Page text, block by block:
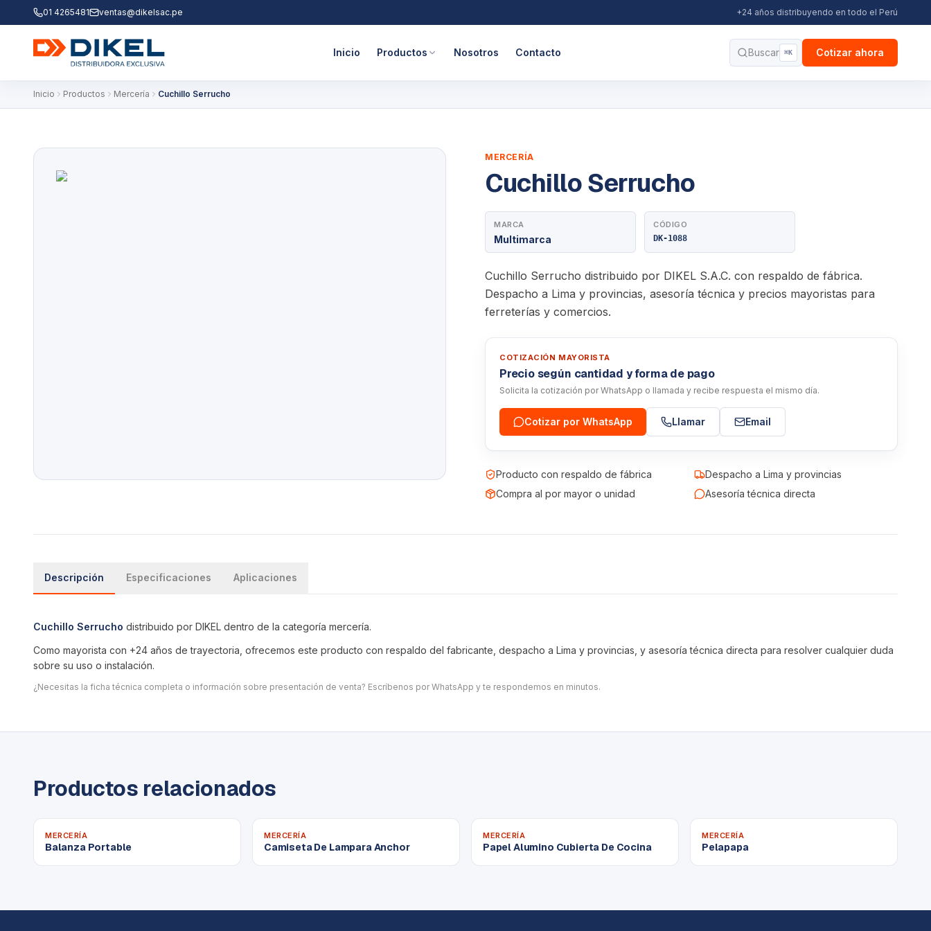
01 4265481 ventas@dikelsac.pe +24 años distribuyendo en todo el Perú
Inicio Productos Nosotros Contacto Buscar ⌘K Cotizar ahora
Inicio Productos Mercería Cuchillo Serrucho
MERCERÍA
Cuchillo Serrucho
MARCA
Multimarca
CÓDIGO
DK-1088
Cuchillo Serrucho distribuido por DIKEL S.A.C. con respaldo de fábrica.
Despacho a Lima y provincias, asesoría técnica y precios mayoristas para
ferreterías y comercios.
COTIZACIÓN MAYORISTA
Precio según cantidad y forma de pago
Solicita la cotización por WhatsApp o llamada y recibe respuesta el mismo día.
Cotizar por WhatsApp Llamar Email
Producto con respaldo de fábrica
Despacho a Lima y provincias
Compra al por mayor o unidad
Asesoría técnica directa
Descripción Especificaciones Aplicaciones
Cuchillo Serrucho distribuido por DIKEL dentro de la categoría mercería.
Como mayorista con +24 años de trayectoria, ofrecemos este producto con respaldo del fabricante, despacho a Lima y provincias, y asesoría técnica directa para resolver cualquier duda
sobre su uso o instalación.
¿Necesitas la ficha técnica completa o información sobre presentación de venta? Escríbenos por WhatsApp y te respondemos en minutos.
Productos relacionados
MERCERÍA
Balanza Portable
MERCERÍA
Camiseta De Lampara Anchor
MERCERÍA
Papel Alumino Cubierta De Cocina
MERCERÍA
Pelapapa